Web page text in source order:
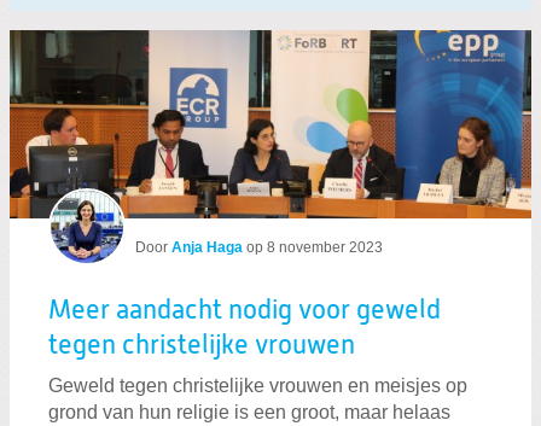
Door Anja Haga op 8 november 2023
Meer aandacht nodig voor geweld
tegen christelijke vrouwen
Geweld tegen christelijke vrouwen en meisjes op
grond van hun religie is een groot, maar helaas